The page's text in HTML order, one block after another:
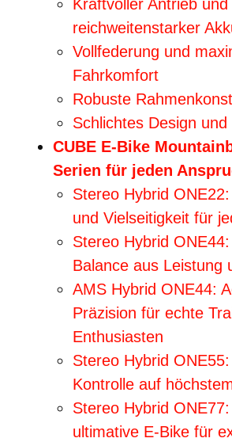
Kraftvoller Antrieb und
reichweitenstarker
Vollfederung und
Fahrkomfort
Robuste
Schlichtes Design
CUBE E-Bike
Serien für jeden
Stereo Hybrid
und Vielseitigkeit für
Stereo Hybrid
Balance aus Leistung
AMS Hybrid ONE44:
Präzision für echte
Enthusiasten
Stereo Hybrid
Kontrolle auf
Stereo Hybrid
ultimative E-Bike für